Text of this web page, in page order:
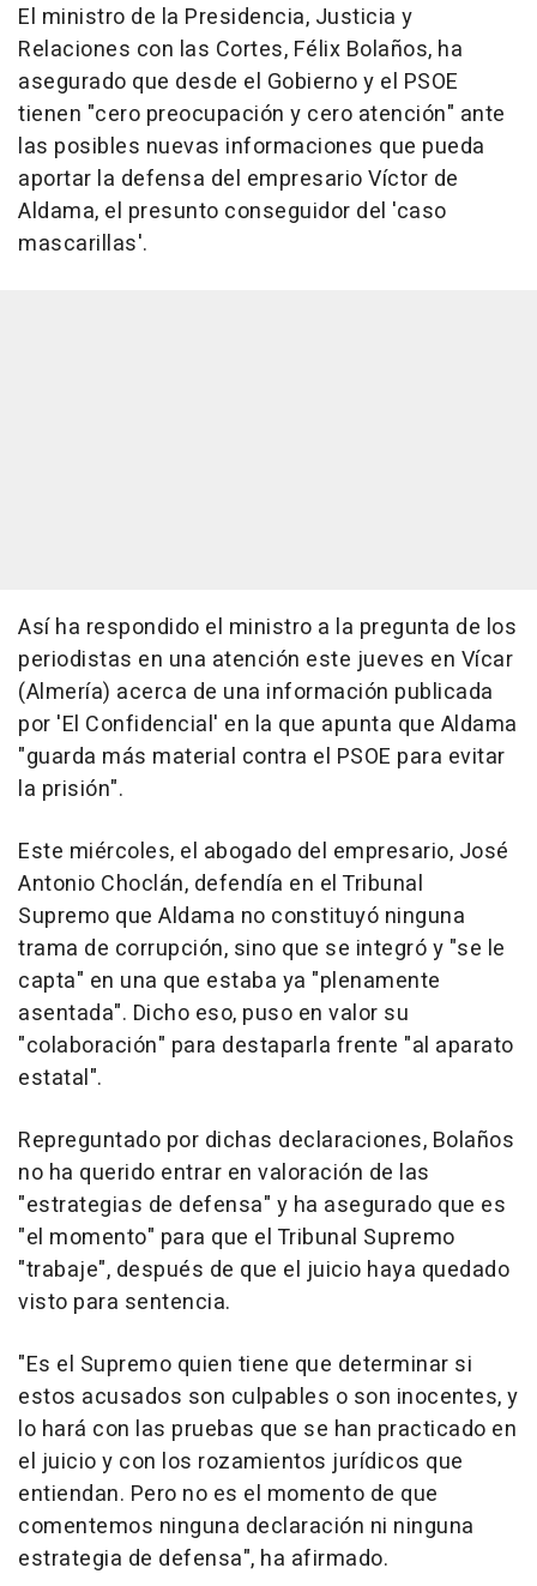
El ministro de la Presidencia, Justicia y
Relaciones con las Cortes, Félix Bolaños, ha
asegurado que desde el Gobierno y el PSOE
tienen "cero preocupación y cero atención" ante
las posibles nuevas informaciones que pueda
aportar la defensa del empresario Víctor de
Aldama, el presunto conseguidor del 'caso
mascarillas'.
Así ha respondido el ministro a la pregunta de los
periodistas en una atención este jueves en Vícar
(Almería) acerca de una información publicada
por 'El Confidencial' en la que apunta que Aldama
"guarda más material contra el PSOE para evitar
la prisión".
Este miércoles, el abogado del empresario, José
Antonio Choclán, defendía en el Tribunal
Supremo que Aldama no constituyó ninguna
trama de corrupción, sino que se integró y "se le
capta" en una que estaba ya "plenamente
asentada". Dicho eso, puso en valor su
"colaboración" para destaparla frente "al aparato
estatal".
Repreguntado por dichas declaraciones, Bolaños
no ha querido entrar en valoración de las
"estrategias de defensa" y ha asegurado que es
"el momento" para que el Tribunal Supremo
"trabaje", después de que el juicio haya quedado
visto para sentencia.
"Es el Supremo quien tiene que determinar si
estos acusados son culpables o son inocentes, y
lo hará con las pruebas que se han practicado en
el juicio y con los rozamientos jurídicos que
entiendan. Pero no es el momento de que
comentemos ninguna declaración ni ninguna
estrategia de defensa", ha afirmado.